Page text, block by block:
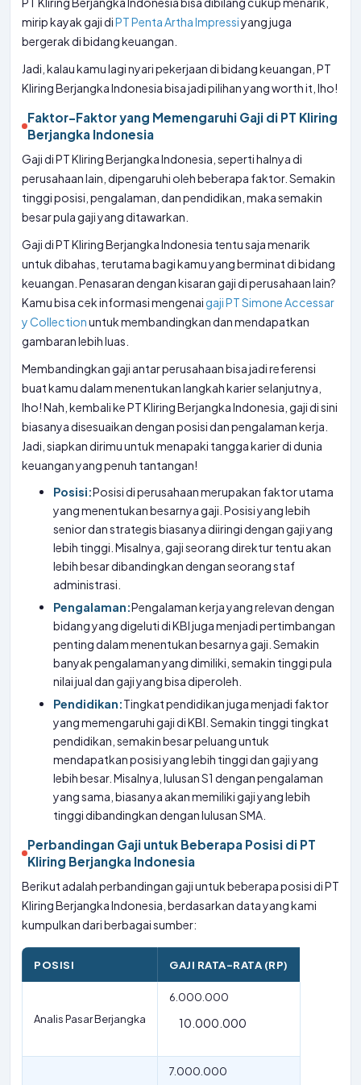
mirip kayak gaji diPT Penta Artha Impressiyang juga
bergerak di bidang keuangan.
Jadi, kalau kamu lagi nyari pekerjaan di bidang keuangan, PT
Kliring Berjangka Indonesia bisa jadi pilihan yang worth it, lho!
Faktor-Faktor yang Memengaruhi Gaji di PT Kliring
Berjangka Indonesia
Gaji di PT Kliring Berjangka Indonesia, seperti halnya di
perusahaan lain, dipengaruhi oleh beberapa faktor. Semakin
tinggi posisi, pengalaman, dan pendidikan, maka semakin
besar pula gaji yang ditawarkan.
Gaji di PT Kliring Berjangka Indonesia tentu saja menarik
untuk dibahas, terutama bagi kamu yang berminat di bidang
keuangan. Penasaran dengan kisaran gaji di perusahaan lain?
Kamu bisa cek informasi mengenai gaji PT Simone Accessar
y Collectionuntuk membandingkan dan mendapatkan
gambaran lebih luas.
Membandingkan gaji antar perusahaan bisa jadi referensi
buat kamu dalam menentukan langkah karier selanjutnya,
lho! Nah, kembali ke PT Kliring Berjangka Indonesia, gaji di sini
biasanya disesuaikan dengan posisi dan pengalaman kerja.
Jadi, siapkan dirimu untuk menapaki tangga karier di dunia
keuangan yang penuh tantangan!
Posisi:Posisi di perusahaan merupakan faktor utama
yang menentukan besarnya gaji. Posisi yang lebih
senior dan strategis biasanya diiringi dengan gaji yang
lebih tinggi. Misalnya, gaji seorang direktur tentu akan
lebih besar dibandingkan dengan seorang staf
administrasi.
Pengalaman:Pengalaman kerja yang relevan dengan
bidang yang digeluti di KBI juga menjadi pertimbangan
penting dalam menentukan besarnya gaji. Semakin
banyak pengalaman yang dimiliki, semakin tinggi pula
nilai jual dan gaji yang bisa diperoleh.
Pendidikan:Tingkat pendidikan juga menjadi faktor
yang memengaruhi gaji di KBI. Semakin tinggi tingkat
pendidikan, semakin besar peluang untuk
mendapatkan posisi yang lebih tinggi dan gaji yang
lebih besar. Misalnya, lulusan S1 dengan pengalaman
yang sama, biasanya akan memiliki gaji yang lebih
tinggi dibandingkan dengan lulusan SMA.
Perbandingan Gaji untuk Beberapa Posisi di PT
Kliring Berjangka Indonesia
Berikut adalah perbandingan gaji untuk beberapa posisi di PT
Kliring Berjangka Indonesia, berdasarkan data yang kami
kumpulkan dari berbagai sumber:
POSISI GAJI RATA-RATA (RP)
Analis Pasar Berjangka
6.000.000
10.000.000
7.000.000